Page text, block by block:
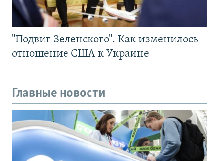
"Подвиг Зеленского". Как изменилось
отношение США к Украине
Главные новости